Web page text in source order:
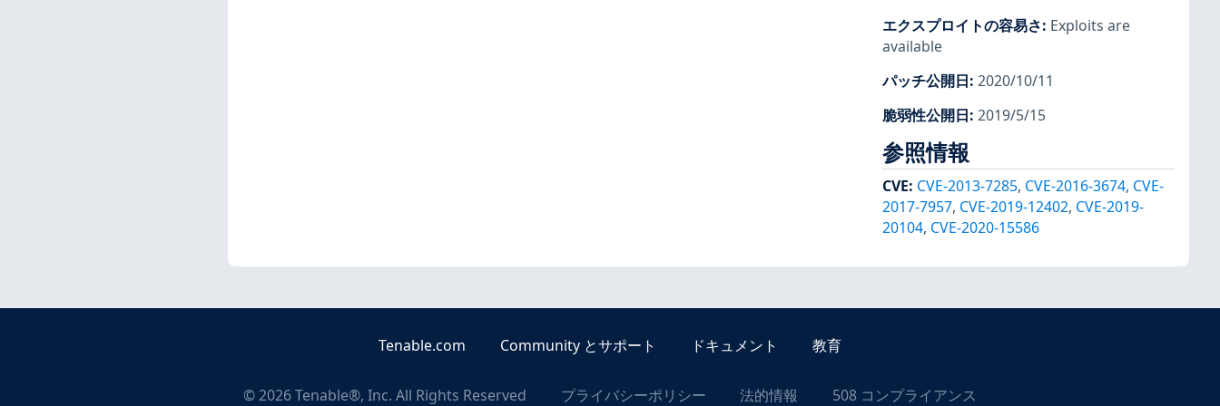
エクスプロイトの容易さ: Exploits are
available
パッチ公開日: 2020/10/11
脆弱性公開日: 2019/5/15
参照情報
CVE: CVE-2013-7285, CVE-2016-3674, CVE-
2017-7957, CVE-2019-12402, CVE-2019-
20104, CVE-2020-15586
Tenable.com Community とサポート ドキュメント 教育
©2026Tenable®, Inc. All Rights Reserved プライバシーポリシー 法的情報 508 コンプライアンス